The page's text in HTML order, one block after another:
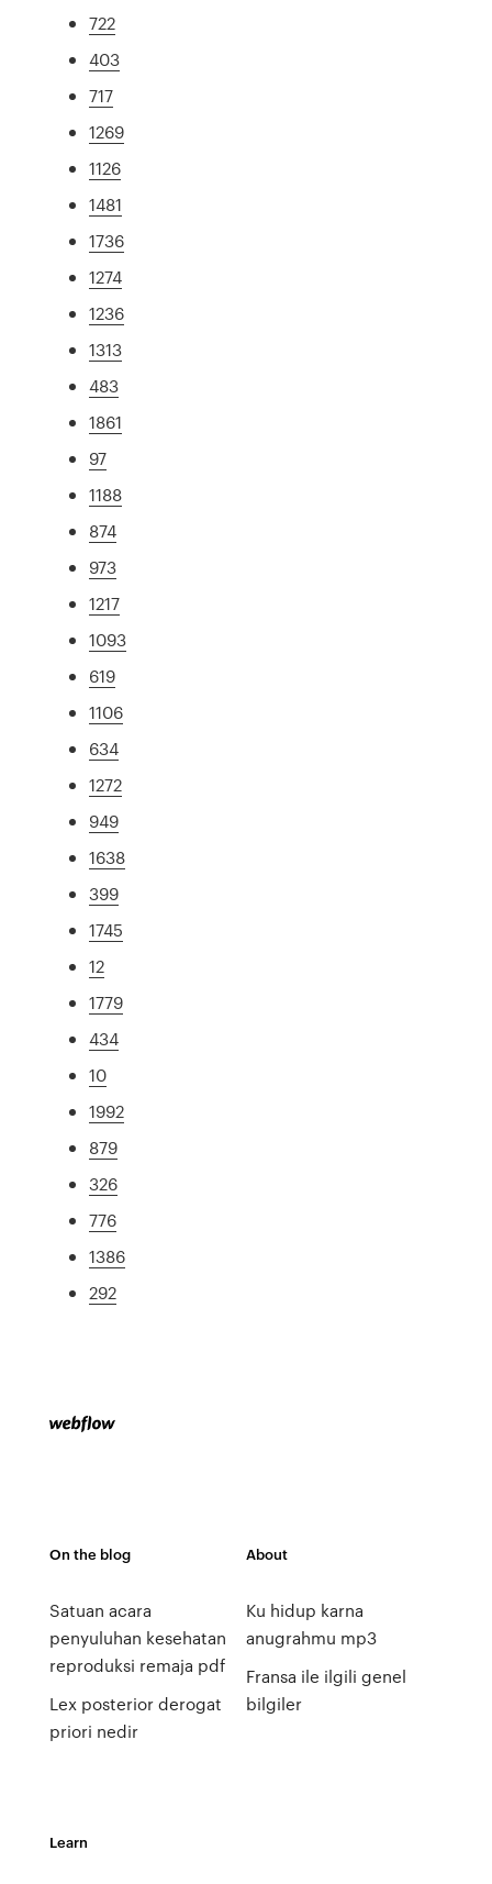
722
403
717
1269
1126
1481
1736
1274
1236
1313
483
1861
97
1188
874
973
1217
1093
619
1106
634
1272
949
1638
399
1745
12
1779
434
10
1992
879
326
776
1386
292
On the blog
Satuan acara
penyuluhan kesehatan
reproduksi remaja pdf
Lex posterior derogat
priori nedir
About
Ku hidup karna
anugrahmu mp3
Fransa ile ilgili genel
bilgiler
Learn